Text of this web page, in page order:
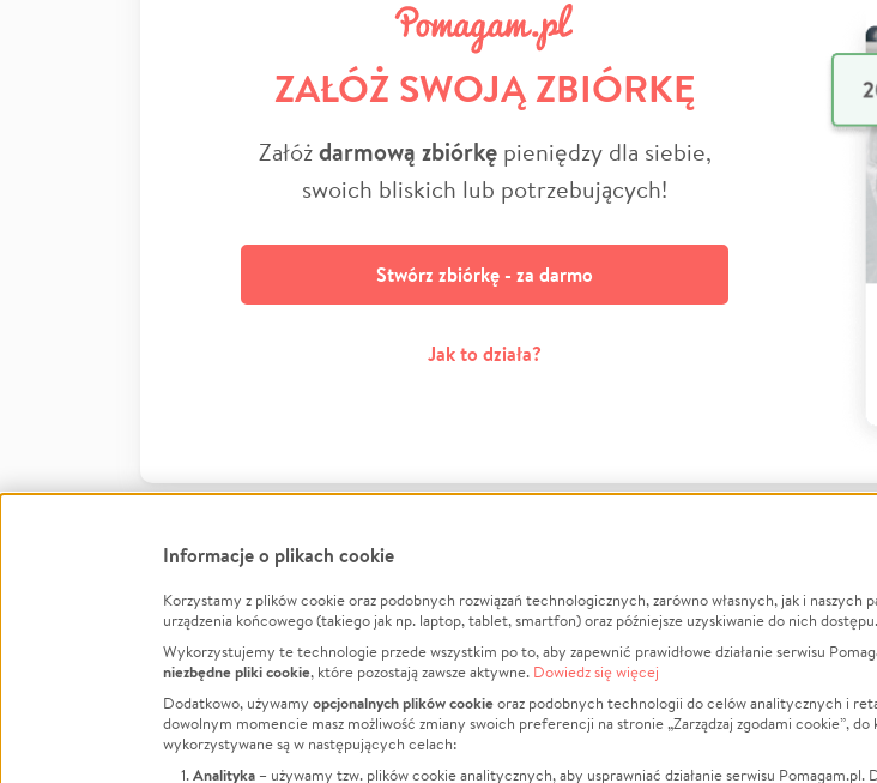
ZAŁÓŻ SWOJĄ ZBIÓRKĘ
Załóżdarmową zbiórkępieniędzy dla siebie,
swoich bliskich lub potrzebujących!
Stwórz zbiórkę - za darmo
Jak to działa?
FacebookTwitter Instagram
LinkedInTikTok Youtube
Informacje
Jak to działa?
Regulamin
Polityka Prywatności
O nas
Opinie
Raporty
Za darmo
Informacje o plikach cookie
Korzystamy z plików cookie oraz podobnych rozwiązań technologicznych, zarówno własnych, jak i
urządzenia końcowego (takiego jak np. laptop, tablet, smartfon) oraz późniejsze uzyskiwanie do nich dostępu.
Wykorzystujemy te technologie przede wszystkim po to, aby zapewnić prawidłowe działanie serwisu
niezbędne pliki cookie, które pozostają zawsze aktywne. Dowiedz się więcej
Dodatkowo, używamy opcjonalnych plików cookieoraz podobnych technologii do celów analitycznych i
dowolnym momencie masz możliwość zmiany swoich preferencji na stronie „Zarządzaj zgodami cookie”,
wykorzystywane są w następujących celach:
Analityka – używamy tzw. plików cookie analitycznych, aby usprawniać działanie serwisu